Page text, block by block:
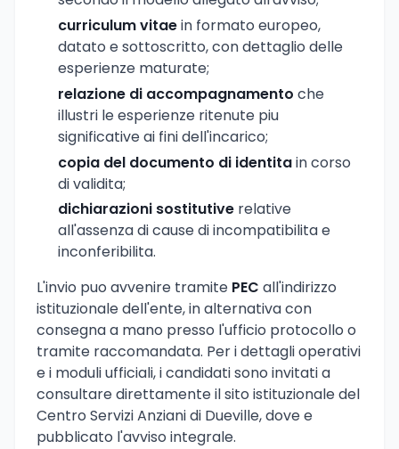
curriculum vitaein formato europeo,
datato e sottoscritto, con dettaglio delle
esperienze maturate;
relazione di accompagnamento che
illustri le esperienze ritenute piu
significative ai fini dell'incarico;
copia del documento di identitain corso
di validita;
dichiarazioni sostitutive relative
all'assenza di cause di incompatibilita e
inconferibilita.
L'invio puo avvenire tramite PEC all'indirizzo
istituzionale dell'ente, in alternativa con
consegna a mano presso l'ufficio protocollo o
tramite raccomandata. Per i dettagli operativi
e i moduli ufficiali, i candidati sono invitati a
consultare direttamente il sito istituzionale del
Centro Servizi Anziani di Dueville, dove e
pubblicato l'avviso integrale.